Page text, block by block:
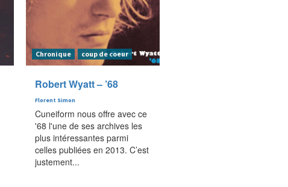
Chronique coup de coeur
Robert Wyatt – ’68
Florent Simon
Cuneiform nous offre avec ce
'68 l'une de ses archives les
plus intéressantes parmi
celles publiées en 2013. C’est
justement...